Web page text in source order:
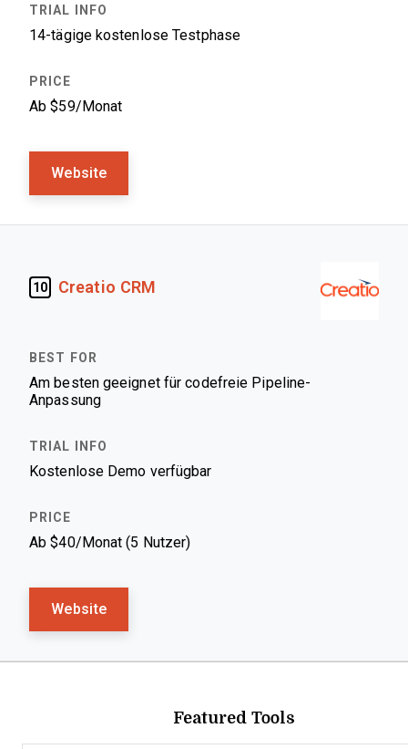
14-tägige kostenlose Testphase
Ab $59/Monat
Website
10 Creatio CRM
Am besten geeignet für codefreie Pipeline-
Anpassung
Kostenlose Demo verfügbar
Ab $40/Monat (5 Nutzer)
Website
Featured Tools